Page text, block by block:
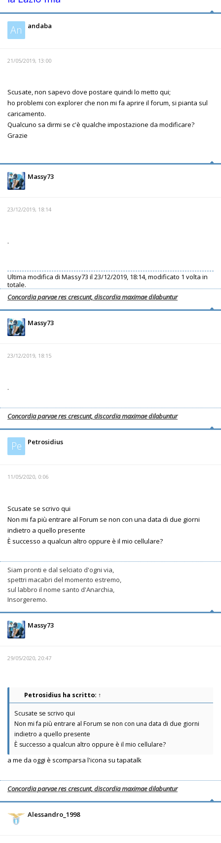
An andaba
21/05/2019, 13:00
Scusate, non sapevo dove postare quindi lo metto qui;
ho problemi con explorer che non mi fa aprire il forum, si pianta sul
caricamento.
Qualcuno sa dirmi se c'è qualche impostazione da modificare?
Grazie
Massy73
23/12/2019, 18:14
.
Ultima modifica di Massy73 il 23/12/2019, 18:14, modificato 1 volta in
totale.
Concordia parvae res crescunt, discordia maximae dilabuntur
Massy73
23/12/2019, 18:15
.
Concordia parvae res crescunt, discordia maximae dilabuntur
Pe Petrosidius
11/05/2020, 0:06
Scusate se scrivo qui
Non mi fa più entrare al Forum se non con una data di due giorni
indietro a quello presente
È successo a qualcun altro oppure è il mio cellulare?
Siam pronti e dal selciato d'ogni via,
spettri macabri del momento estremo,
sul labbro il nome santo d'Anarchia,
Insorgeremo.
Massy73
29/05/2020, 20:47
Petrosidius ha scritto: ↑
Scusate se scrivo qui
Non mi fa più entrare al Forum se non con una data di due giorni
indietro a quello presente
È successo a qualcun altro oppure è il mio cellulare?
a me da oggi è scomparsa l'icona su tapatalk
Concordia parvae res crescunt, discordia maximae dilabuntur
Alessandro_1998